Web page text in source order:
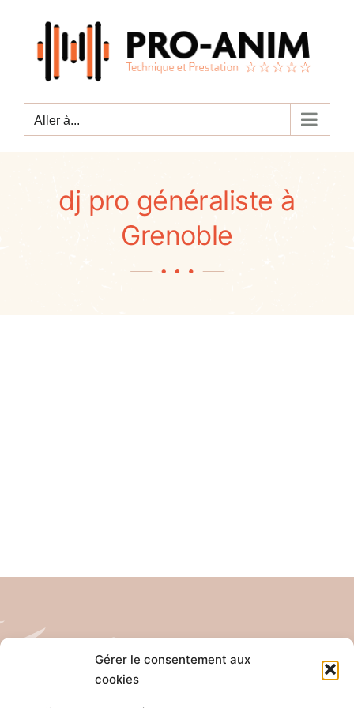
Gérer le consentement aux
cookies
contenu
Aller à...
dj pro généraliste à
Grenoble
Tél: 04 26 65 32 19